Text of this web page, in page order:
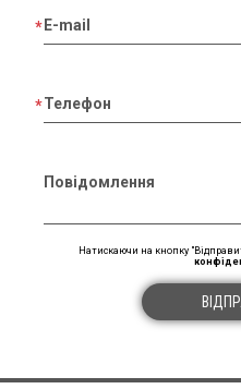
E-mail
Телефон
Повідомлення
Натискаючи на кнопку